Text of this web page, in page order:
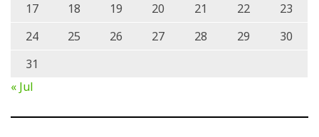
17
18 19 20 21 22
23
24
25 26 27 28 29
30
31
« Jul